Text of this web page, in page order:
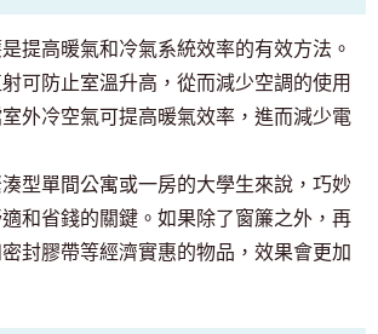
提高暖氣和冷氣系統效率的有效方法。
可防止室溫升高，從而減少空調的使用
外冷空氣可提高暖氣效率，進而減少電
型單間公寓或一房的大學生來說，巧妙
和省錢的關鍵。如果除了窗簾之外，再
封膠帶等經濟實惠的物品，效果會更加
僅供預定入住者與居民使用
03-6712-4344